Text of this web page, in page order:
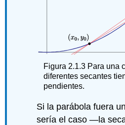
Figura 2.1.3Para una
diferentes secantes
pendientes.
Si la parábola fuera
sería el caso —la